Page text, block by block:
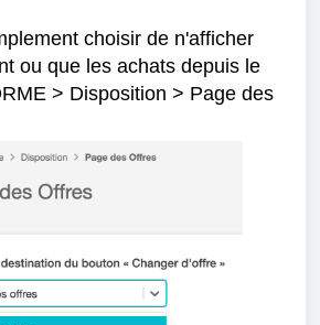
choisir de n'afficher
ou que les achats depuis le
> Disposition > Page des